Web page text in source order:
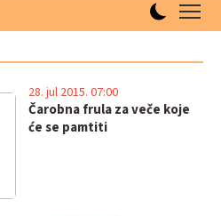
Čarobna frula za veče koje
će se pamtiti
28. jul 2015. 07:00